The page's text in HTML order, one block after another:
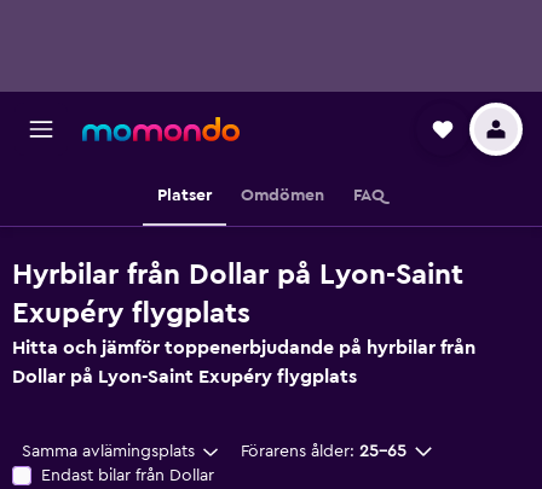
Platser Omdömen FAQ
Hyrbilar från Dollar på Lyon-Saint
Exupéry flygplats
Hitta och jämför toppenerbjudande på hyrbilar från
Dollar på Lyon-Saint Exupéry flygplats
Samma avlämingsplats Förarens ålder: 25-65
Endast bilar från Dollar